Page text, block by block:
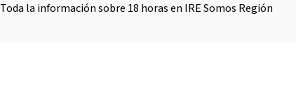
Toda la información sobre 18 horas en IRE Somos Región